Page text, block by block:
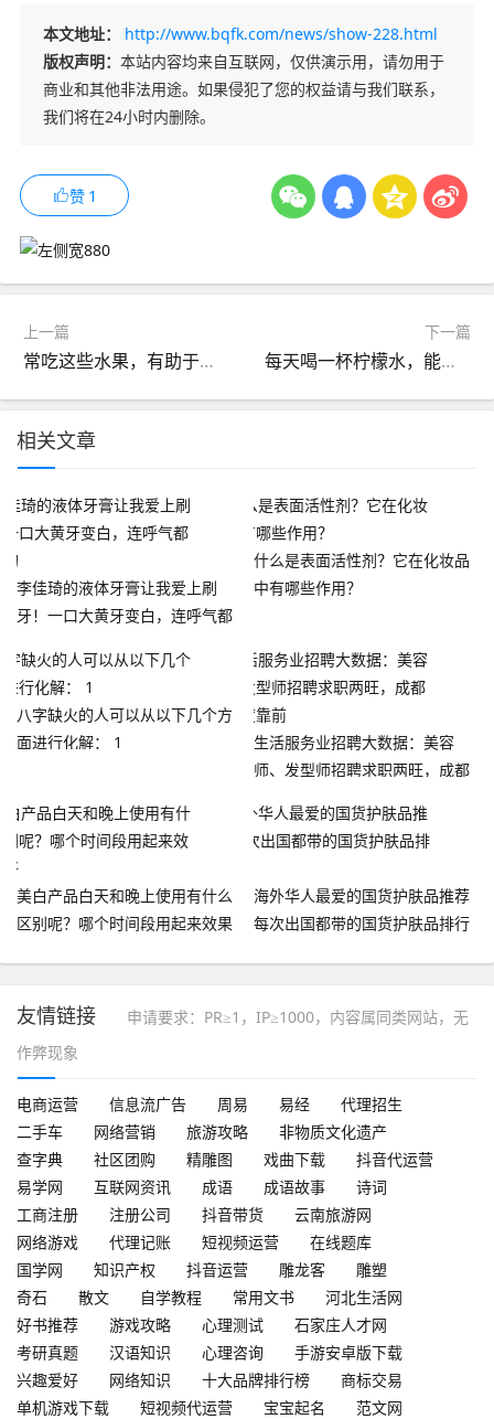
本文地址：
http://www.bqfk.com/news/show-228.html
版权声明： 本站内容均来自互联网，仅供演示用，请勿用于
商业和其他非法用途。如果侵犯了您的权益请与我们联系，
我们将在24小时内删除。
赞 1
上一篇
常吃这些水果，有助于美容，给你的家人收藏吧
下一篇
每天喝一杯柠檬水，能美白和防癌吗？
相关文章
李佳琦的液体牙膏让我爱上刷
牙！一口大黄牙变白，连呼气都
什么是表面活性剂？它在化妆品
中有哪些作用？
八字缺火的人可以从以下几个方
面进行化解： 1
生活服务业招聘大数据：美容
师、发型师招聘求职两旺，成都
美白产品白天和晚上使用有什么
区别呢？哪个时间段用起来效果
海外华人最爱的国货护肤品推荐
每次出国都带的国货护肤品排行
友情链接
申请要求：PR≥1，IP≥1000，内容属同类网站，无
作弊现象
电商运营 信息流广告 周易 易经
代理招生
二手车
网络营销 旅游攻略
非物质文化遗产
查字典
社区团购 精雕图 戏曲下载
抖音代运营
易学网
互联网资讯 成语 成语故事
诗词
工商注册
注册公司 抖音带货
云南旅游网
网络游戏
代理记账 短视频运营
在线题库
国学网
知识产权 抖音运营 雕龙客
雕塑
奇石
散文 自学教程 常用文书
河北生活网
好书推荐
游戏攻略 心理测试
石家庄人才网
考研真题
汉语知识 心理咨询
手游安卓版下载
兴趣爱好
网络知识 十大品牌排行榜
商标交易
单机游戏下载
短视频代运营 宝宝起名
范文网